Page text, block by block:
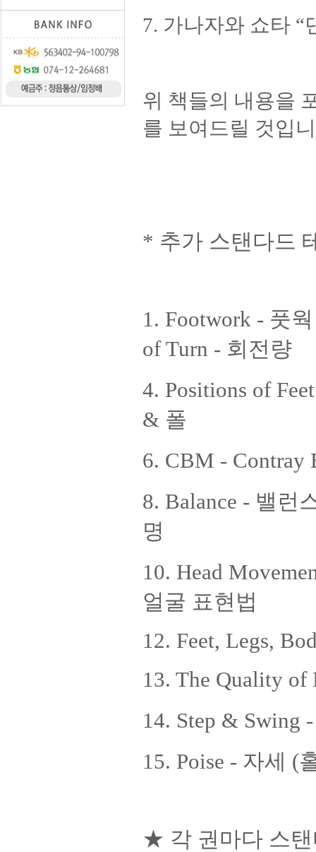
7. 가나자와 쇼타 “
위 책들의 내용을
를 보여드릴 것입
* 추가 스탠다드
1. Footwork - 풋
of Turn - 회전량
4. Positions of
& 폴
6. CBM - Contray
8. Balance - 밸런
명
10. Head
얼굴 표현법
12. Feet, Legs,
13. The Quality
14. Step & Swing
15. Poise - 자세 (
★ 각 권마다 스탠